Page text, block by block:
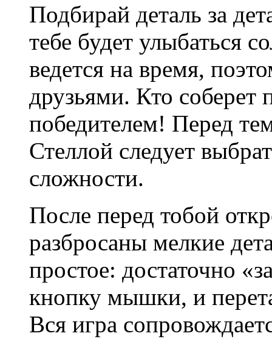
Подбирай деталь за
тебе будет улыбаться
ведется на время,
друзьями. Кто соберет
победителем! Перед
Стеллой следует
сложности.
После перед тобой
разбросаны мелкие
простое: достаточно
кнопку мышки, и
Вся игра